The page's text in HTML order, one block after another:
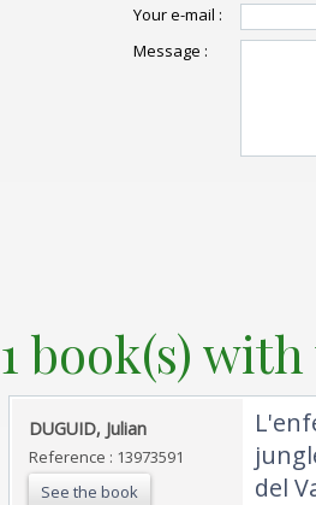
Your e-mail :
Message :
1 book(s)
‎DUGUID, Julian‎
Reference : 13973591
See the book
del